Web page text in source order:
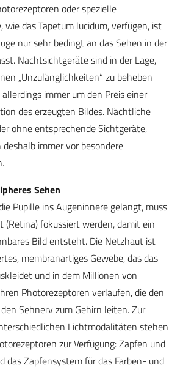
oder spezielle
wie das Tapetum lucidum, verfügen, ist
nur sehr bedingt an das Sehen in der
Nachtsichtgeräte sind in der Lage,
„Unzulänglichkeiten“ zu beheben
immer um den Preis einer
des erzeugten Bildes. Nächtliche
ohne entsprechende Sichtgeräte,
immer vor besondere
Sehen
Pupille ins Augeninnere gelangt, muss
(Retina) fokussiert werden, damit ein
Bild entsteht. Die Netzhaut ist
membranartiges Gewebe, das das
und in dem Millionen von
Photorezeptoren verlaufen, die den
Sehnerv zum Gehirn leiten. Zur
Lichtmodalitäten stehen
zur Verfügung: Zapfen und
das Zapfensystem für das Farben- und